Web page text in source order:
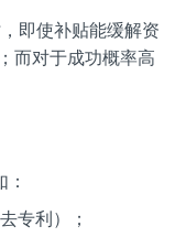
即使补贴能缓解资
而对于成功概率高
专利）；